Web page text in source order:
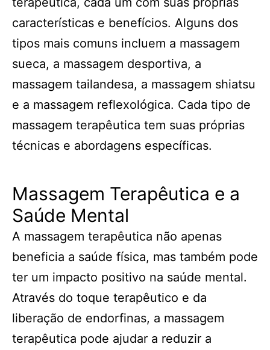
características e benefícios. Alguns dos
tipos mais comuns incluem a massagem
sueca, a massagem desportiva, a
massagem tailandesa, a massagem shiatsu
e a massagem reflexológica. Cada tipo de
massagem terapêutica tem suas próprias
técnicas e abordagens específicas.
Massagem Terapêutica e a
Saúde Mental
A massagem terapêutica não apenas
beneficia a saúde física, mas também pode
ter um impacto positivo na saúde mental.
Através do toque terapêutico e da
liberação de endorfinas, a massagem
terapêutica pode ajudar a reduzir a